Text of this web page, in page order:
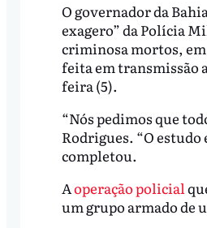
O governador da
exagero” da Polícia
criminosa mortos, em
feita em transmissão
feira (5).
“Nós pedimos que
Rodrigues. “O estudo
completou.
Aoperação policial
um grupo armado de